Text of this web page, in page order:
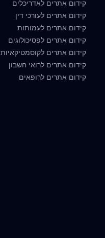
קידום אתרים לאדריכלים
קידום אתרים לעורכי דין
קידום אתרים לעמותות
קידום אתרים לפסיכולוגים
קידום אתרים לקוסמטיקאיות
קידום אתרים לרואי חשבון
קידום אתרים לרופאים